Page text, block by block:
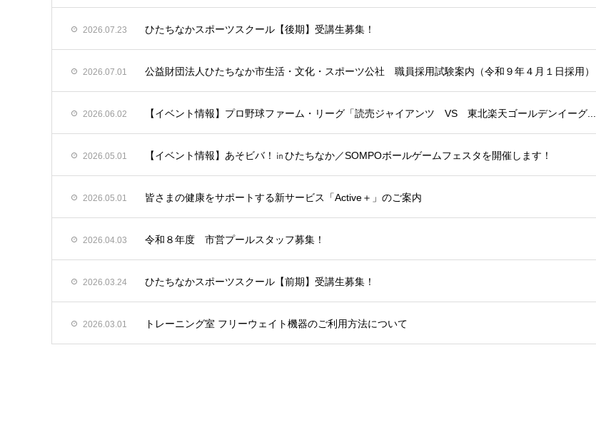
2026.07.23 ひたちなかスポーツスクール【後期】受講生募集！
2026.07.01 公益財団法人ひたちなか市生活・文化・スポーツ公社 職員採用試験案内（令和９年４月１日採用）
2026.06.02 【イベント情報】プロ野球ファーム・リーグ「読売ジャイアンツ VS 東北楽天ゴールデンイーグ...
2026.05.01 【イベント情報】あそビバ！㏌ひたちなか／SOMPOボールゲームフェスタを開催します！
2026.05.01 皆さまの健康をサポートする新サービス「Active＋」のご案内
2026.04.03 令和８年度 市営プールスタッフ募集！
2026.03.24 ひたちなかスポーツスクール【前期】受講生募集！
2026.03.01 トレーニング室 フリーウェイト機器のご利用方法について